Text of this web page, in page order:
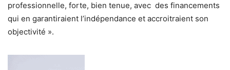
professionnelle, forte, bien tenue, avec des financements
qui en garantiraient l’indépendance et accroitraient son
objectivité ».